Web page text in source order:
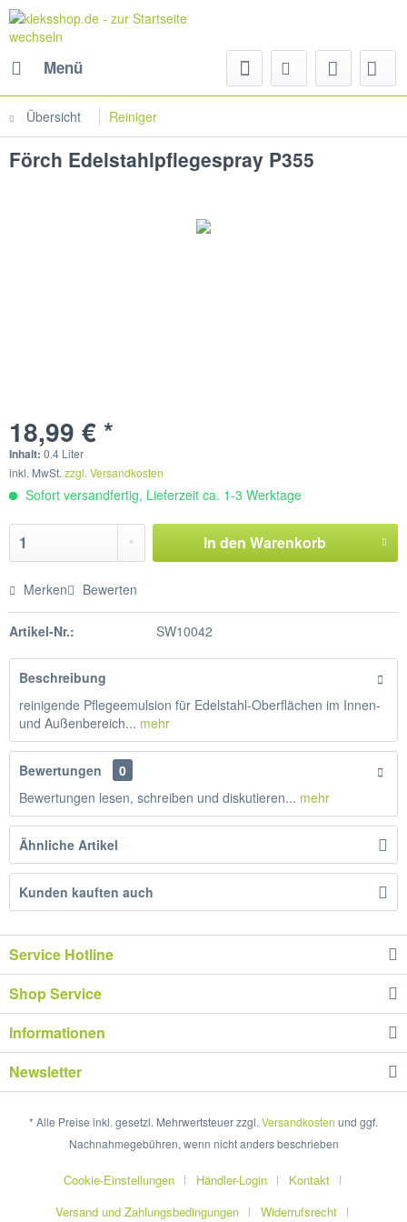
Menü
Übersicht Reiniger
Förch Edelstahlpflegespray P355
18,99 € *
Inhalt: 0.4 Liter
inkl. MwSt. zzgl. Versandkosten
Sofort versandfertig, Lieferzeit ca. 1-3 Werktage
In den Warenkorb
Merken Bewerten
Artikel-Nr.: SW10042
Beschreibung
reinigende Pflegeemulsion für Edelstahl-Oberflächen im Innen-
und Außenbereich... mehr
Bewertungen
0
Bewertungen lesen, schreiben und diskutieren... mehr
Ähnliche Artikel
Kunden kauften auch
Service Hotline
Shop Service
Informationen
Newsletter
* Alle Preise inkl. gesetzl. Mehrwertsteuer zzgl. Versandkosten und ggf.
Nachnahmegebühren, wenn nicht anders beschrieben
Cookie-Einstellungen Händler-Login
Kontakt
Versand und Zahlungsbedingungen
Widerrufsrecht